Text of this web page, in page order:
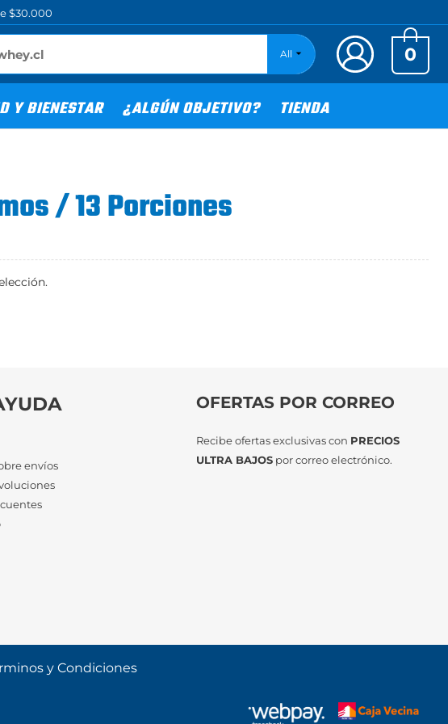
$30.000
All 0
Y BIENESTAR ¿ALGÚN OBJETIVO? TIENDA
/ 13 Porciones
envíos
OFERTAS POR CORREO
Recibe ofertas exclusivas con PRECIOS
ULTRA BAJOSpor correo electrónico.
y Condiciones